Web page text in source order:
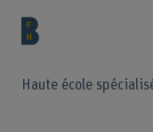
Haute école